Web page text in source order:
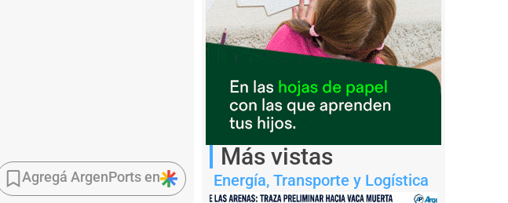
Agregá ArgenPorts en
Más vistas
Energía, Transporte y Logística